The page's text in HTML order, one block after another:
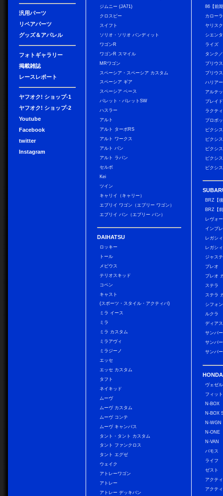
汎用パーツ
リペアパーツ
グッズ＆アパレル
フォトギャラリー
掲載雑誌
レースレポート
ヤフオク! ショップ-1
ヤフオク! ショップ-2
Youtube
Facebook
twitter
Instagram
ジムニー (JA71)
クロスビー
スイフト
ソリオ・ソリオ バンディット
ワゴンR
ワゴンR スマイル
MRワゴン
スペーシア・スペーシア カスタム
スペーシア ギア
スペーシア ベース
パレット・パレットSW
ハスラー
アルト
アルト ターボRS
アルト ワークス
アルト バン
アルト ラパン
セルボ
Kei
ツイン
キャリイ（キャリー）
エブリイ ワゴン（エブリー ワゴン）
エブリイ バン（エブリー バン）
DAIHATSU
ロッキー
トール
メビウス
テリオスキッド
コペン
キャスト
(スポーツ・スタイル・アクティバ)
ミラ イース
ミラ
ミラ カスタム
ミラアヴィ
ミラジーノ
エッセ
エッセ カスタム
タフト
ネイキッド
ムーヴ
ムーヴ カスタム
ムーヴ コンテ
ムーヴ キャンバス
タント・タント カスタム
タント ファンクロス
タント エグゼ
ウェイク
アトレーワゴン
アトレー
アトレー デッキバン
86【前
カロー
ヤリス
シエンタ
ライズ
タンク
プリウス
プリウ
ハリアー
アルテ
ブレイド
ラクテ
プロボ
ピクシ
ピクシ
ピクシ
ピクシ
ピクシ
BRZ【
BRZ【
レヴォ
インプ
レガシ
レガシ
ジャス
プレオ
プレオ
ステラ
ステラ
シフォ
ルクラ
ディア
サンバ
サンバ
サンバ
HONDA
ヴェゼル
フィット
N-BOX
N-BOX
N-WGN
N-ONE
N-VAN
バモス
ライフ
ゼスト
アクテ
アクテ